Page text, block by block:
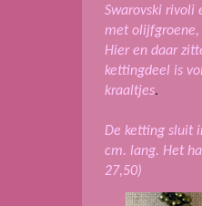
Swarovski rivoli
met olijfgroene,
Hier en daar
kettingdeel is
kraaltjes.
De ketting sluit
cm. lang. Het
27,50)